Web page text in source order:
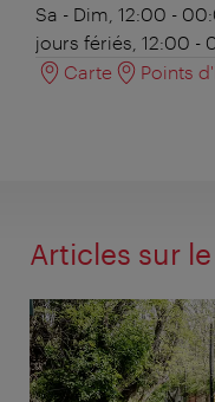
Sa - Dim, 12:00 -
jours fériés, 12:00 -
Carte
Points
Articles sur